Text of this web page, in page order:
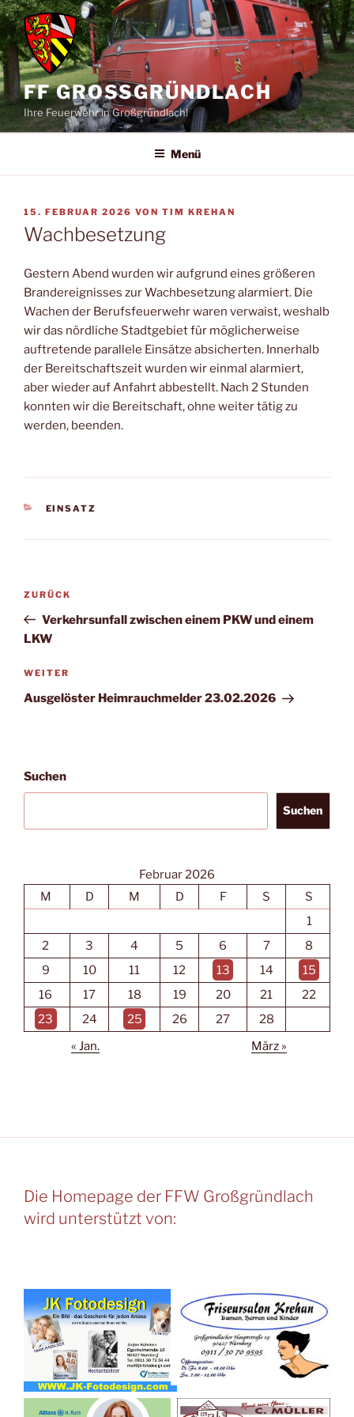
Zum
Inhalt
springen
FF GROSSGRÜNDLACH
Ihre Feuerwehr in Großgründlach!
Menü
VERÖFFENTLICHT
AM
15. FEBRUAR 2026 VON TIM KREHAN
Wachbesetzung
Gestern Abend wurden wir aufgrund eines größeren
Brandereignisses zur Wachbesetzung alarmiert. Die
Wachen der Berufsfeuerwehr waren verwaist, weshalb
wir das nördliche Stadtgebiet für möglicherweise
auftretende parallele Einsätze absicherten. Innerhalb
der Bereitschaftszeit wurden wir einmal alarmiert,
aber wieder auf Anfahrt abbestellt. Nach 2 Stunden
konnten wir die Bereitschaft, ohne weiter tätig zu
werden, beenden.
KATEGORIEN
EINSATZ
Beitragsnavigation
Vorheriger
Beitrag
ZURÜCK
Verkehrsunfall zwischen einem PKW und einem
LKW
Nächster
Beitrag
WEITER
Ausgelöster Heimrauchmelder 23.02.2026
Suchen
Suchen
Februar 2026
M
D M D F S
S
1
2
3 4 5 6 7
8
9
10 11 12 13 14
15
16
17 18 19 20 21
22
23
24 25 26 27
28
« Jan.
März »
Die Homepage der FFW Großgründlach
wird unterstützt von: